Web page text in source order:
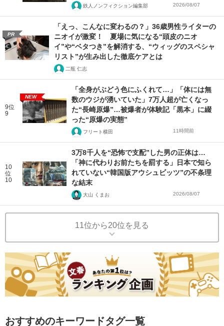
鉄人ノンフィクション編集部 2026/08/07
PR
「えっ、こんなに変わるの？」36歳男性ライターの
ニオイが激変！ 夏場に気になる“頭皮のニオ
イ”や“ベタつき”を解消する、“ウィッグのスペシャ
リスト”が生み出した徹底ケアとは
二瓶 仁志
9位
9
NEW
「全身がぶどう色にふくれて…」「体には無
数のウジが湧いていた」7万人超が亡くなっ
た“長崎原爆”…被爆者が体験記「黒本」に綴
った“原爆の実態”
フリート横田 11時間前
10
位
10
3万8千人を“恐怖で支配”した男の正体は…
「神に代わりお前たちを罰する」日本で知ら
れていない“韓国版アウシュビッツ”の不条理
な結末
大山 くまお 2026/08/07
11位から20位を見る
おすすめのキーワードタグ一覧